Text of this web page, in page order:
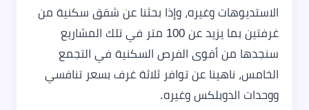
الاستديوهات وغيره، وإذا بحثنا عن شقق سكنية من
غرفتين بما يزيد عن 100 متر في تلك المشاريع
سنجدها من أقوى الفرص السكنية في التجمع
الخامس، ناهينا عن توافر ثلاثة غرف بسعر تنافسي
ووحدات الدوبلكس وغيره.